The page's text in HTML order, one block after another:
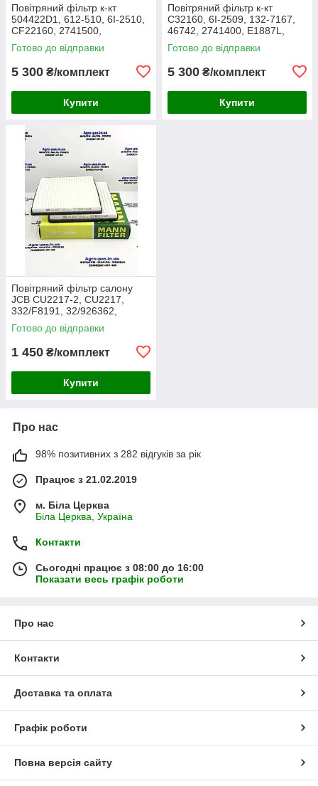
Повітряний фільтр к-кт
504422D1, 612-510, 6I-2510,
CF22160, 2741500,
AF25138M, P532510, MD-
7624S, SA16024, RS3511,
Готово до відправки
5 300 ₴/комплект
Купити
Повітряний фільтр к-кт
C32160, 6I-2509, 132-7167,
46742, 2741400, E1887L,
RS3514, SL5603, P532509,
FJ3468, MD-7624,
Готово до відправки
5 300 ₴/комплект
Купити
Повітряний фільтр салону
JCB CU2217-2, CU2217,
332/F8191, 32/926362,
30/926362, AA2983, CA-
43030, SC60055, SKL46354,
Готово до відправки
1 450 ₴/комплект
Купити
Про нас
98% позитивних з 282 відгуків за рік
Працює з 21.02.2019
м. Біла Церква
Біла Церква, Україна
Контакти
Сьогодні працює з 08:00 до 16:00
Показати весь графік роботи
Про нас
Контакти
Доставка та оплата
Графік роботи
Повна версія сайту